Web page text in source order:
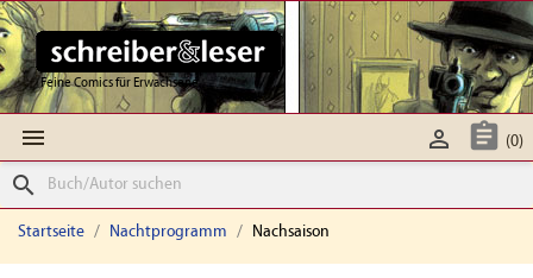
Feine Comics für Erwachsene
  (0)

search
Startseite Nachtprogramm Nachsaison